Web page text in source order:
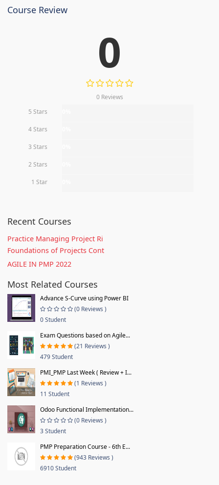
Course Review
0
0 Reviews
5 Stars
4 Stars
3 Stars
2 Stars
1 Star
Recent Courses
Practice Managing Project Ri
Foundations of Projects Cont
AGILE IN PMP 2022
Most Related Courses
Advance S-Curve using Power BI
(0 Reviews )
0 Student
Exam Questions based on Agile...
(21 Reviews )
479 Student
PMI_PMP Last Week ( Review + I...
(1 Reviews )
11 Student
Odoo Functional Implementation...
(0 Reviews )
3 Student
PMP Preparation Course - 6th E...
(943 Reviews )
6910 Student